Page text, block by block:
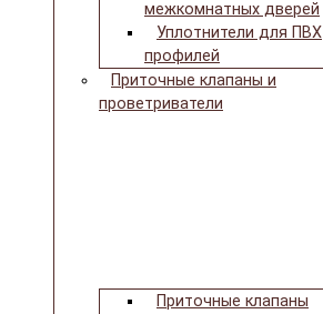
межкомнатных дверей
Уплотнители для ПВХ
профилей
Приточные клапаны и
проветриватели
Приточные клапаны